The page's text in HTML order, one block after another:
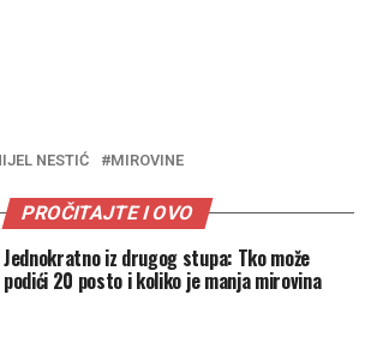
NESTIĆ MIROVINE
PROČITAJTE I OVO
Jednokratno iz drugog stupa: Tko može
podići 20 posto i koliko je manja mirovina